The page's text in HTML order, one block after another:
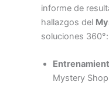
informe de
hallazgos del
soluciones 360°:
Mystery